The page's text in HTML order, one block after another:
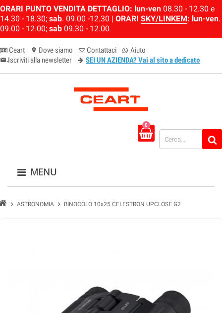
ORARI PUNTO VENDITA DETTAGLIO: lun-ven 08.30 - 12.30 e
14.30 - 18.30; sab. 09.00 -12.30 | ORARI SKY/LINKEM: lun-ven.
09.00 - 12.00; sab 09.30 - 12.00
Ceart location_on Dove siamo Contattaci Aiuto
email-newsletter
Iscriviti alla newsletter SEI UN AZIENDA? Vai al sito a dedicato
0
MENU
chevron_right ASTRONOMIA chevron_right BINOCOLO 10x25 CELESTRON UPCLOSE G2